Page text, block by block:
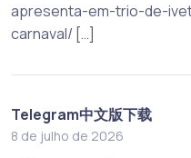
apresenta-em-trio-de-
carnaval/ […]
Telegram中文版下载
8 de julho de 2026